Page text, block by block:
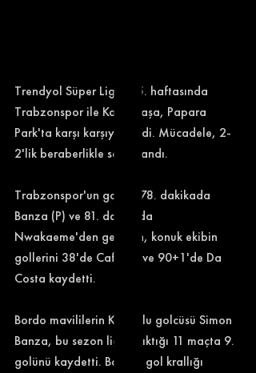
Trendyol Süper Lig'in 15. haftasında
Trabzonspor ile Kasımpaşa, Papara
Park'ta karşı karşıya geldi. Mücadele, 2-
2'lik beraberlikle sonuçlandı.
Trabzonspor'un golleri 78. dakikada
Banza (P) ve 81. dakikada
Nwakaeme'den gelirken, konuk ekibin
gollerini 38'de Cafu (P) ve 90+1'de Da
Costa kaydetti.
Bordo mavililerin Kongolu golcüsü Simon
Banza, bu sezon ligde çıktığı 11 maçta 9.
golünü kaydetti. Banza, gol krallığı